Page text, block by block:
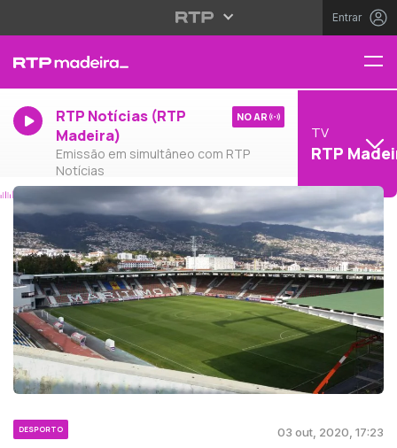
Entrar
RTP Notícias (RTP
Madeira)
Emissão em simultâneo com RTP
Notícias
NO AR
TV
RTP
DESPORTO 03 out, 2020, 17:23